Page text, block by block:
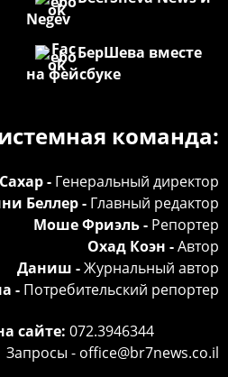
Negev
БерШева вместе
на фейсбуке
команда:
- Генеральный директор
Беллер - Главный редактор
Моше Фриэль - Репортер
Охад Коэн -Автор
Даниш -Журнальный автор
- Потребительский репортер
сайте: 072.3946344
Запросы - office@br7news.co.il